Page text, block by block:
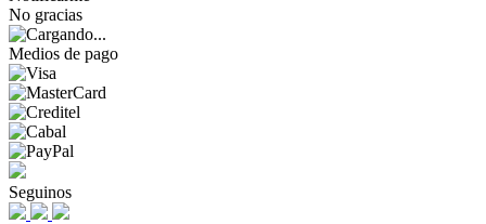
No gracias
Medios de pago
Seguinos